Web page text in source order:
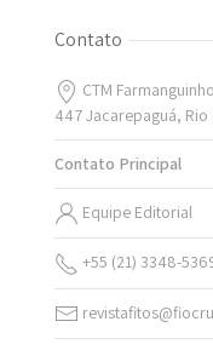
Contato
CTM
447 Jacarepaguá, Rio
Contato Principal
Equipe Editorial
+55 (21) 3348-